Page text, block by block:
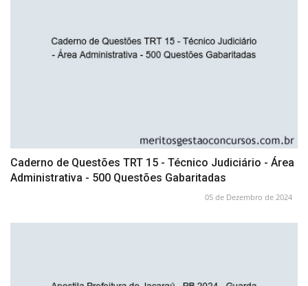
Caderno de Questões TRT 15 - Técnico Judiciário - Área
Administrativa - 500 Questões Gabaritadas
05 de Dezembro de 2024